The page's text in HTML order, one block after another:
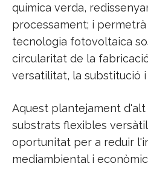
química verda,
processament; i
tecnologia fotovoltaica
circularitat de la
versatilitat, la substitució
Aquest plantejament
substrats flexibles
oportunitat per a reduir
mediambiental i